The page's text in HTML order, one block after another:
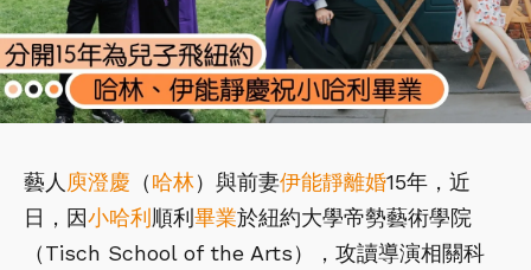
藝人 庾澄慶 （哈林）與前妻伊能靜離婚15年，近
日，因小哈利 順利 畢業於紐約大學帝勢藝術學院
（Tisch School of the Arts），攻讀導演相關科